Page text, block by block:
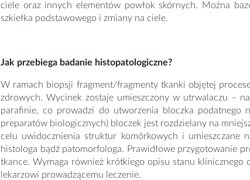
ciele oraz innych elementów powłok skórnych. Można
szkiełka podstawowego i zmiany na ciele.
Jak przebiega badanie histopatologiczne?
W ramach biopsji fragment/fragmenty tkanki objętej
zdrowych. Wycinek zostaje umieszczony w utrwalaczu –
parafinie, co prowadzi do utworzenia bloczka podatnego
preparatów biologicznych) bloczek jest rozdzielany na
celu uwidocznienia struktur komórkowych i umieszczane
histologa bądź patomorfologa. Prawidłowe przygotowanie
tkance. Wymaga również krótkiego opisu stanu klinicznego
lekarzowi prowadzącemu leczenie.